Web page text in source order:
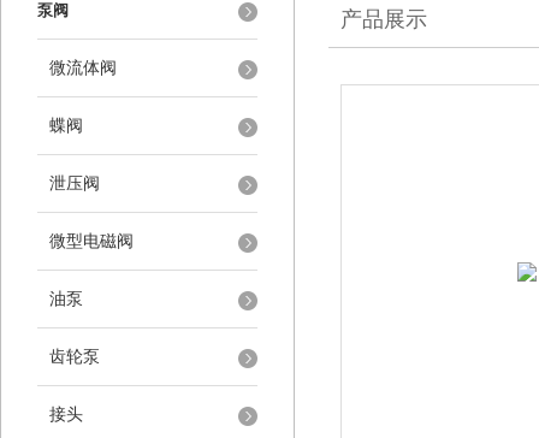
泵阀
微流体阀
蝶阀
泄压阀
微型电磁阀
油泵
齿轮泵
接头
产品展示